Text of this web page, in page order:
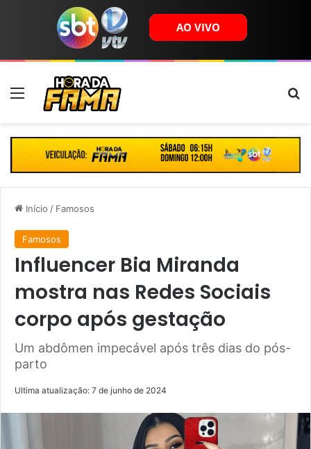
Menu
Início / Famosos
Famosos
Influencer Bia Miranda
mostra nas Redes Sociais
corpo após gestação
Um abdômen impecável após três dias do pós-
parto
Ultima atualização: 7 de junho de 2024